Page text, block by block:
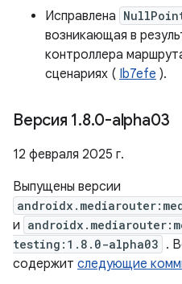
Исправлена
возникающая в
контроллера
сценариях ( Ib7efe ).
Версия 1.8.0-alpha03
12 февраля 2025 г.
Выпущены версии
и
testing:1.8.0-alpha03 .
содержит следующие